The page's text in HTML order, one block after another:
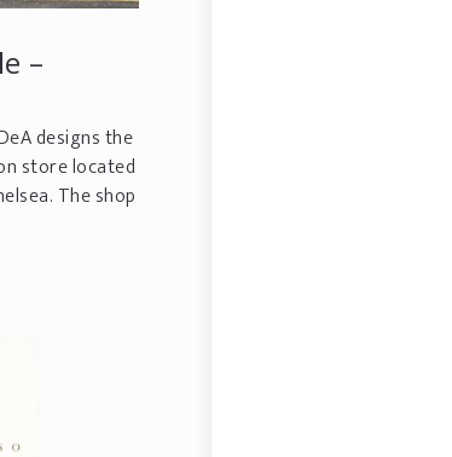
–
designs the
store located
The shop